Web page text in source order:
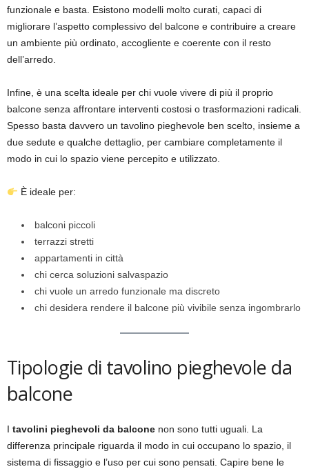
funzionale e basta. Esistono modelli molto curati, capaci di
migliorare l’aspetto complessivo del balcone e contribuire a creare
un ambiente più ordinato, accogliente e coerente con il resto
dell’arredo.
Infine, è una scelta ideale per chi vuole vivere di più il proprio
balcone senza affrontare interventi costosi o trasformazioni radicali.
Spesso basta davvero un tavolino pieghevole ben scelto, insieme a
due sedute e qualche dettaglio, per cambiare completamente il
modo in cui lo spazio viene percepito e utilizzato.
È ideale per:
balconi piccoli
terrazzi stretti
appartamenti in città
chi cerca soluzioni salvaspazio
chi vuole un arredo funzionale ma discreto
chi desidera rendere il balcone più vivibile senza ingombrarlo
Tipologie di tavolino pieghevole da
balcone
I tavolini pieghevoli da balcone non sono tutti uguali. La
differenza principale riguarda il modo in cui occupano lo spazio, il
sistema di fissaggio e l’uso per cui sono pensati. Capire bene le